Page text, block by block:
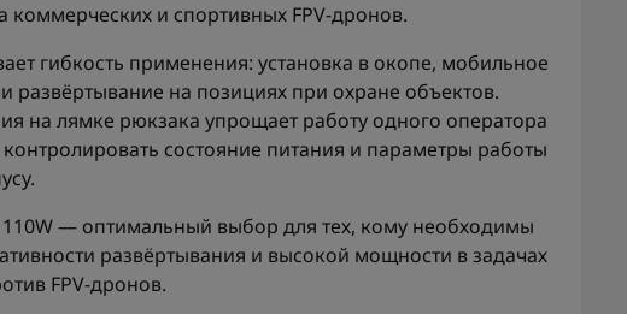
коммерческих и спортивных FPV-дронов.
гибкость применения: установка в окопе, мобильное
развёртывание на позициях при охране объектов.
на лямке рюкзака упрощает работу одного оператора
состояние питания и параметры работы
110W — оптимальный выбор для тех, кому необходимы
развёртывания и высокой мощности в задачах
FPV-дронов.